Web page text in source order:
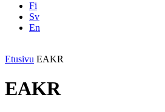
Fi
Sv
En
Etusivu EAKR
EAKR